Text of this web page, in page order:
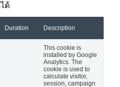
ด้
Duration Description
This cookie is
installed by Google
Analytics. The
cookie is used to
calculate visitor,
session, campaign